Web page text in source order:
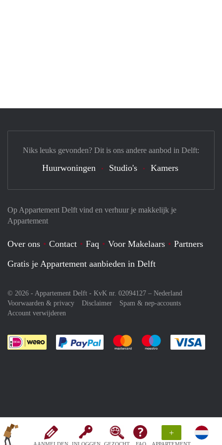
+
Op Appartement Delft vind en verhuur je makkelijk je
Appartement
Over ons Contact Faq Voor Makelaars
Partners
Gratis je Appartement aanbieden in Delft
© 2026 - Appartement Delft - KvK nr. 02094127 – Nederland
Voorwaarden & privacy
Disclaimer
Spam & nep-accounts
Account verwijderen
Je rekent gemakkelijk af met Paypal
Je rekent gemakkelijk af met
Je rekent
Niks leuks gevonden? Dit is ons andere aanbod in Delft:
Huurwoningen Studio's Kamers